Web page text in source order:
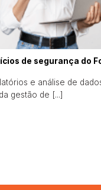
de segurança do
e análise de
gestão de [...]